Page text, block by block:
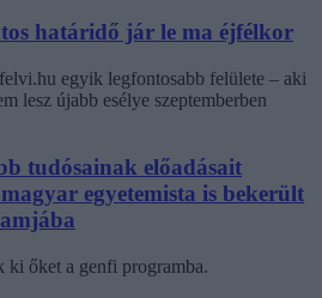
határidő jár le ma éjfélkor
egyik legfontosabb felülete – aki
lesz újabb esélye szeptemberben
tudósainak előadásait
egyetemista is bekerült
ki őket a genfi programba.